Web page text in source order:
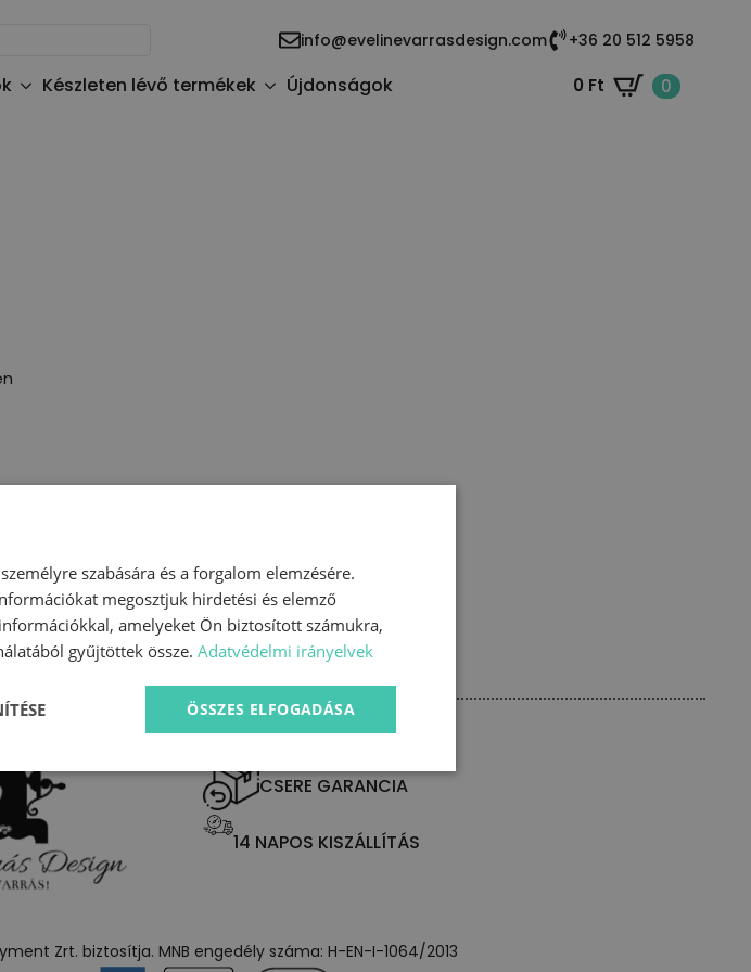
info@evelinevarrasdesign.com +36 20 512 5958
Készleten lévő termékek Újdonságok 0 Ft 0
CSERE GARANCIA
14 NAPOS KISZÁLLÍTÁS
Zrt. biztosítja. MNB engedély száma: H-EN-I-1064/2013
szabására és a forgalom elemzésére.
megosztjuk hirdetési és elemző
amelyeket Ön biztosított számukra,
gyűjtöttek össze. Adatvédelmi irányelvek
ÖSSZES ELFOGADÁSA